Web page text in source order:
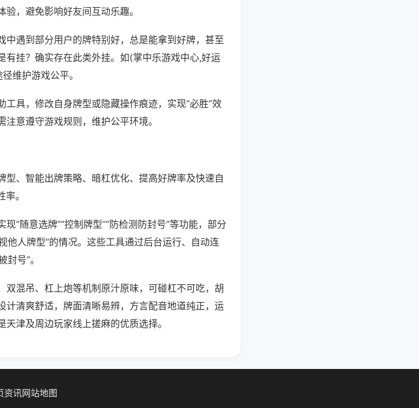
，避免影响好友间互动乐趣。
遇到部分用户的牌特别好，总是能拿到好牌，甚至
有挂？确实存在此类外挂。如(掌中乐游戏中心,好运
维护游戏公平。
具，修改自身牌型或隐藏操作痕迹，实现“必胜”效
意遵守游戏规则，维护公平环境。
、智能出牌策略、暗杠优化、提高好牌率及快速自
。
“随意选牌”“控制牌型”“防检测防封号”等功能，部分
他人牌型”的情况。这些工具通过后台运行、自动连
号”。
混吊、杠上炮等机制原汁原味，可碰杠不可吃，胡
计清爽舒适，牌面清晰易辨，方言配音地道纯正，运
津及周边玩家线上搓麻的优质选择。
资讯网站地图